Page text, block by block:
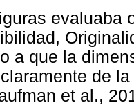
evaluaba
a que la
de
et al.,